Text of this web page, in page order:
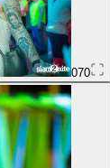
070